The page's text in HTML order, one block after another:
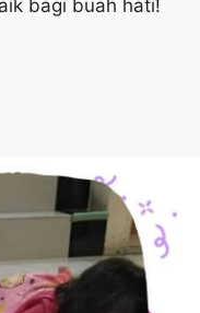
bagi buah hati!